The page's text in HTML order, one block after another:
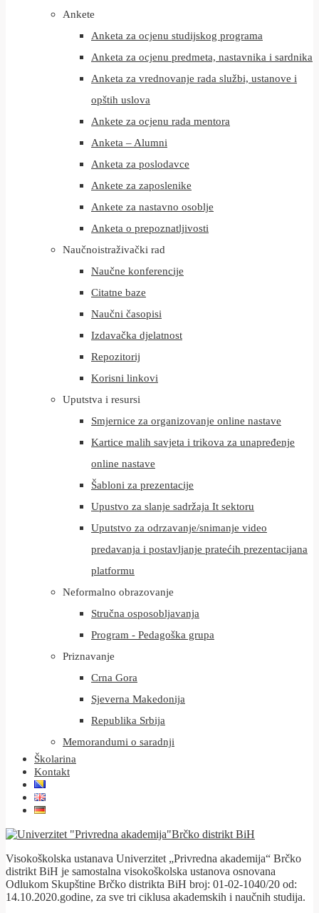
Ankete
Anketa za ocjenu studijskog programa
Anketa za ocjenu predmeta, nastavnika i sardnika
Anketa za vrednovanje rada službi, ustanove i
opštih uslova
Ankete za ocjenu rada mentora
Anketa – Alumni
Anketa za poslodavce
Ankete za zaposlenike
Ankete za nastavno osoblje
Anketa o prepoznatljivosti
Naučnoistraživački rad
Naučne konferencije
Citatne baze
Naučni časopisi
Izdavačka djelatnost
Repozitorij
Korisni linkovi
Uputstva i resursi
Smjernice za organizovanje online nastave
Kartice malih savjeta i trikova za unapređenje
online nastave
Šabloni za prezentacije
Upustvo za slanje sadržaja It sektoru
Uputstvo za odrzavanje/snimanje video
predavanja i postavljanje pratećih prezentacijana
platformu
Neformalno obrazovanje
Stručna osposobljavanja
Program - Pedagoška grupa
Priznavanje
Crna Gora
Sjeverna Makedonija
Republika Srbija
Memorandumi o saradnji
Školarina
Kontakt
Visokoškolska ustanava Univerzitet „Privredna akademija“ Brčko
distrikt BiH je samostalna visokoškolska ustanova osnovana
Odlukom Skupštine Brčko distrikta BiH broj: 01-02-1040/20 od:
14.10.2020.godine, za sve tri ciklusa akademskih i naučnih studija.